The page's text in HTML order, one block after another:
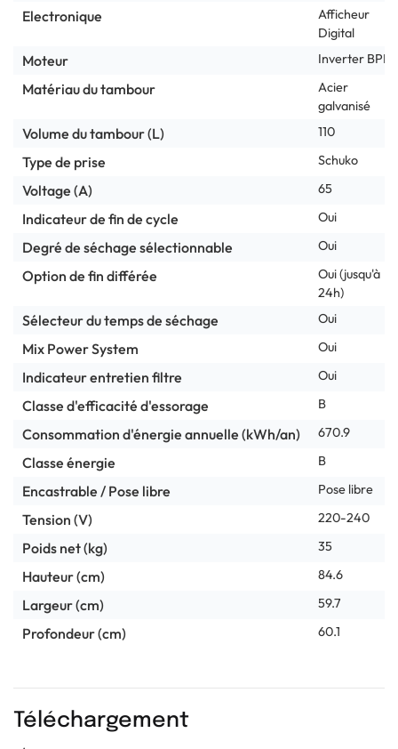
Electronique
Afficheur
Digital
Moteur Inverter BPM
Matériau du tambour
Acier
galvanisé
Volume du tambour (L) 110
Type de prise Schuko
Voltage (A) 65
Indicateur de fin de cycle Oui
Degré de séchage sélectionnable Oui
Option de fin différée
Oui (jusqu'à
24h)
Sélecteur du temps de séchage Oui
Mix Power System Oui
Indicateur entretien filtre Oui
Classe d'efficacité d'essorage B
Consommation d'énergie annuelle (kWh/an) 670.9
Classe énergie B
Encastrable / Pose libre Pose libre
Tension (V) 220-240
Poids net (kg) 35
Hauteur (cm) 84.6
Largeur (cm) 59.7
Profondeur (cm) 60.1
Téléchargement